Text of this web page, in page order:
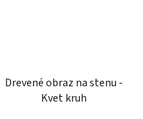
Drevené obraz na stenu -
Kvet kruh